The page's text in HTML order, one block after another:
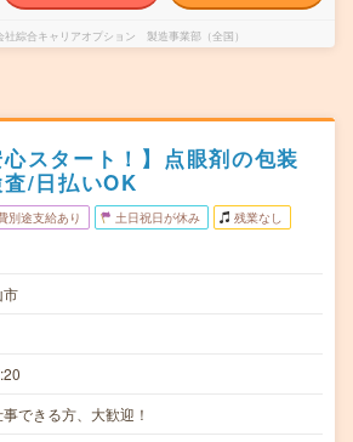
社綜合キャリアオプション 製造事業部（全国）
心スタート！】点眼剤の包装
/日払いOK
別途支給あり 土日祝日が休み 残業なし
市
できる方、大歓迎！